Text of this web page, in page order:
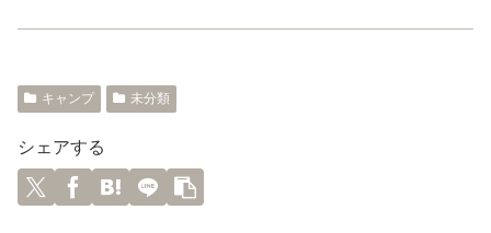
キャンプ 未分類
シェアする